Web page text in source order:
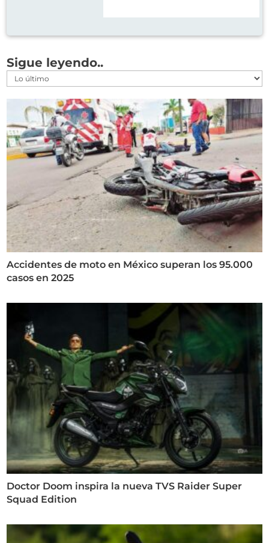
Sigue leyendo..
Accidentes de moto en México superan los 95.000
casos en 2025
Doctor Doom inspira la nueva TVS Raider Super
Squad Edition